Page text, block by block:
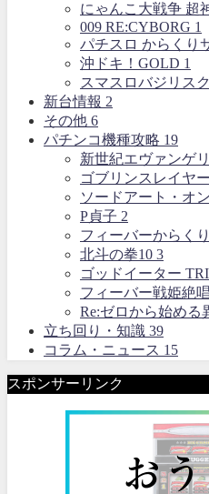
にゃんこ大戦争 超
009 RE:CYBORG 1
パチスロ からくり
沖ドキ！GOLD 1
スマスロバジリス
新台情報 2
その他 6
パチンコ機種攻略 19
新世紀エヴァンゲ
ゴブリンスレイヤー
ソードアート・オ
P貞子 2
フィーバーからく
北斗の拳10 3
ゴッドイーター
フィーバー戦姫絶
Re:ゼロから始める
立ち回り・知識 39
コラム・ニュース 15
スポンサーリンク